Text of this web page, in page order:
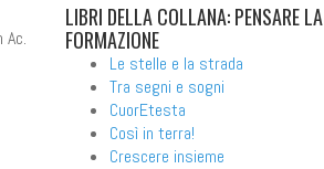
Ac.
LIBRI DELLA COLLANA: PENSARE LA
FORMAZIONE
Le stelle e la strada
Tra segni e sogni
CuorEtesta
Così in terra!
Crescere insieme